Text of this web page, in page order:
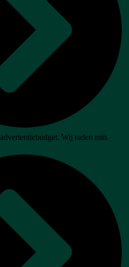
Wij raden min.